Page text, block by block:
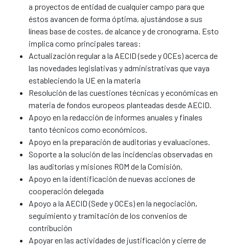
a proyectos de entidad de cualquier campo para que
éstos avancen de forma óptima, ajustándose a sus
líneas base de costes, de alcance y de cronograma. Esto
implica como principales tareas:
Actualización regular a la AECID (sede y OCEs) acerca de
las novedades legislativas y administrativas que vaya
estableciendo la UE en la materia
Resolución de las cuestiones técnicas y económicas en
materia de fondos europeos planteadas desde AECID.
Apoyo en la redacción de informes anuales y finales
tanto técnicos como económicos.
Apoyo en la preparación de auditorías y evaluaciones.
Soporte a la solución de las incidencias observadas en
las auditorías y misiones ROM de la Comisión.
Apoyo en la identificación de nuevas acciones de
cooperación delegada
Apoyo a la AECID (Sede y OCEs) en la negociación,
seguimiento y tramitación de los convenios de
contribución
Apoyar en las actividades de justificación y cierre de